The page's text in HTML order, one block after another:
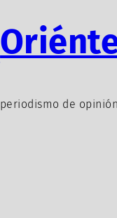
periodismo de opinión